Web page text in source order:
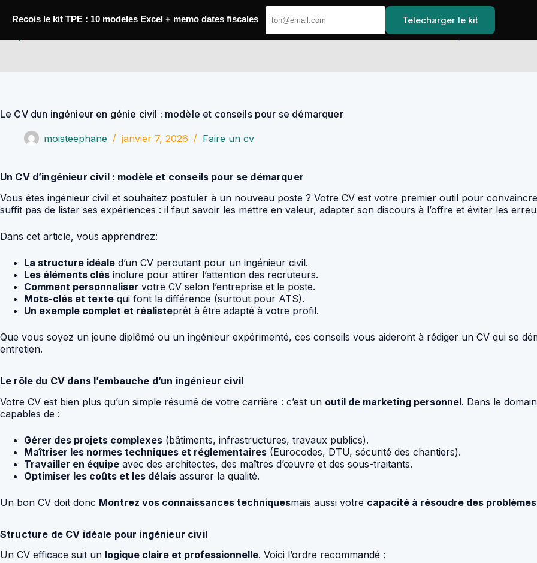
Le CV dun ingénieur en génie civil : modèle et conseils pour se démarquer
moisteephane janvier 7, 2026 Faire un cv
Un CV d’ingénieur civil : modèle et conseils pour se démarquer
Vous êtes ingénieur civil et souhaitez postuler à un nouveau poste ? Votre CV est votre premier outil pour
suffit pas de lister ses expériences : il faut savoir les mettre en valeur, adapter son discours à l’offre et éviter les
Dans cet article, vous apprendrez:
La structure idéale d’un CV percutant pour un ingénieur civil.
Les éléments clés inclure pour attirer l’attention des recruteurs.
Comment personnaliser votre CV selon l’entreprise et le poste.
Mots-clés et texte qui font la différence (surtout pour ATS).
Un exemple complet et réalisteprêt à être adapté à votre profil.
Que vous soyez un jeune diplômé ou un ingénieur expérimenté, ces conseils vous aideront à rédiger un CV qui se
entretien.
Le rôle du CV dans l’embauche d’un ingénieur civil
Votre CV est bien plus qu’un simple résumé de votre carrière : c’est un outil de marketing personnel. Dans le
capables de :
Gérer des projets complexes (bâtiments, infrastructures, travaux publics).
Maîtriser les normes techniques et réglementaires (Eurocodes, DTU, sécurité des chantiers).
Travailler en équipe avec des architectes, des maîtres d’œuvre et des sous-traitants.
Optimiser les coûts et les délais assurer la qualité.
Un bon CV doit donc Montrez vos connaissances techniquesmais aussi votre capacité à résoudre des
Structure de CV idéale pour ingénieur civil
Un CV efficace suit un logique claire et professionnelle. Voici l’ordre recommandé :
Recois le kit TPE : 10 modeles Excel + memo dates fiscales Telecharger le kit